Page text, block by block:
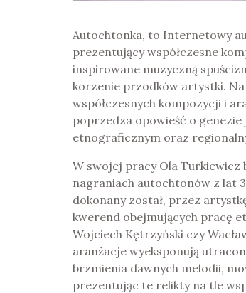
Autochtonka, to Internetowy
prezentujący współczesne
inspirowane muzyczną
korzenie przodków artystki.
współczesnych kompozycji i
poprzedza opowieść o
etnograficznym oraz
W swojej pracy Ola Turkiewicz
nagraniach autochtonów z lat
dokonany został, przez
kwerend obejmujących pracę
Wojciech Kętrzyński czy
aranżacje wyeksponują
brzmienia dawnych melodii,
prezentując te relikty na tle